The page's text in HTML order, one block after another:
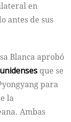
en
antes de sus
Blanca aprobó
que se
para
la
Ambas